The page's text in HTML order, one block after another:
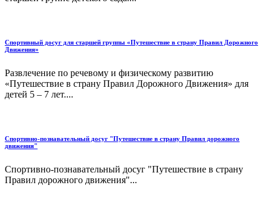
Спортивный досуг для старшей группы «Путешествие в страну Правил Дорожного
Движения»
Развлечение по речевому и физическому развитию
«Путешествие в страну Правил Дорожного Движения» для
детей 5 – 7 лет....
Спортивно-познавательный досуг "Путешествие в страну Правил дорожного
движения"
Спортивно-познавательный досуг "Путешествие в страну
Правил дорожного движения"...